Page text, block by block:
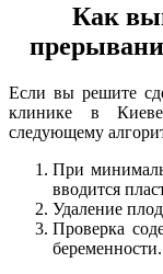
Как
Если вы решите
клинике в
следующему
При
вводится
Удаление
Проверка
беременности.